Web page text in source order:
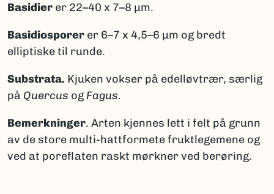
Basidier er 22–40 x 7–8 μm.
Basidiosporer er 6–7 x 4,5–6 μm og bredt
elliptiske til runde.
Substrata. Kjuken vokser på edelløvtrær, særlig
på Quercus og Fagus.
Bemerkninger. Arten kjennes lett i felt på grunn
av de store multi‑hattformete fruktlegemene og
ved at poreflaten raskt mørkner ved berøring.